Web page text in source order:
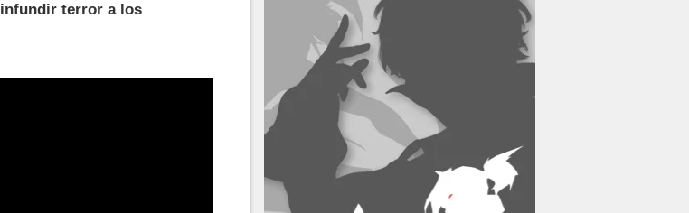
infundir terror a los